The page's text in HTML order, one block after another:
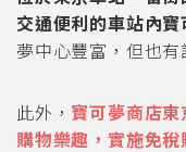
交通便利的車站內
夢中心豐富，但也
此外， 寶可夢商店
購物樂趣，實施免